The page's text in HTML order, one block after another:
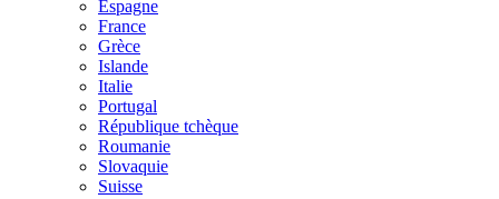
Espagne
France
Grèce
Islande
Italie
Portugal
République tchèque
Roumanie
Slovaquie
Suisse